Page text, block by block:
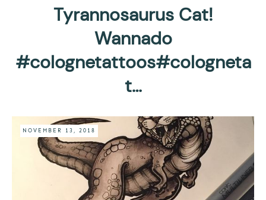
Tyrannosaurus Cat!
Wannado
#colognetattoos#cologneta
t…
NOVEMBER 13, 2018